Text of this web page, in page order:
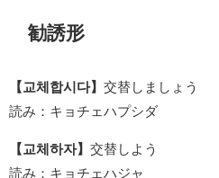
勧誘形
【교체합시다】 交替しましょう
読み：キョチェハプシダ
【교체하자】 交替しよう
読み：キョチェハジャ